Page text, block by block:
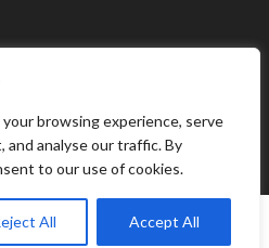
browsing experience, serve
analyse our traffic. By
to our use of cookies.
All Accept All
Elite ThemeForest Author.
SESIÓN Cart